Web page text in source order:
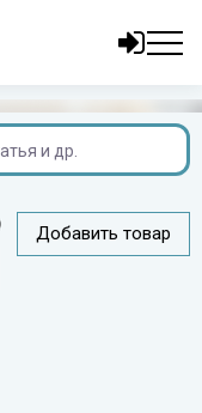
Добавить товар